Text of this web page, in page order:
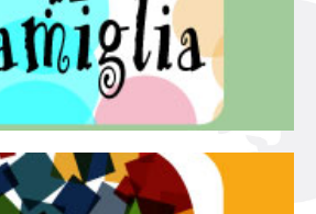
in famiglia
è una rassegna di teatro concepita